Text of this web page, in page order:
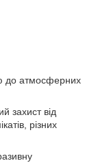
до атмосферних
захист від
різних